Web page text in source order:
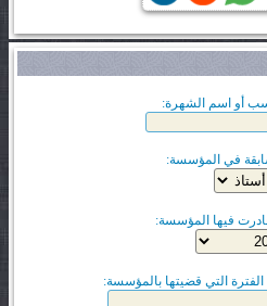
أو اسم الشهرة:
في المؤسسة:
فيها المؤسسة:
التي قضيتها بالمؤسسة: